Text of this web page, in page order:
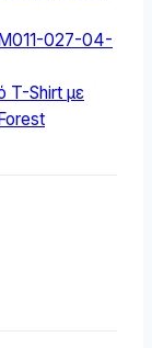
027-04-
T-Shirt με